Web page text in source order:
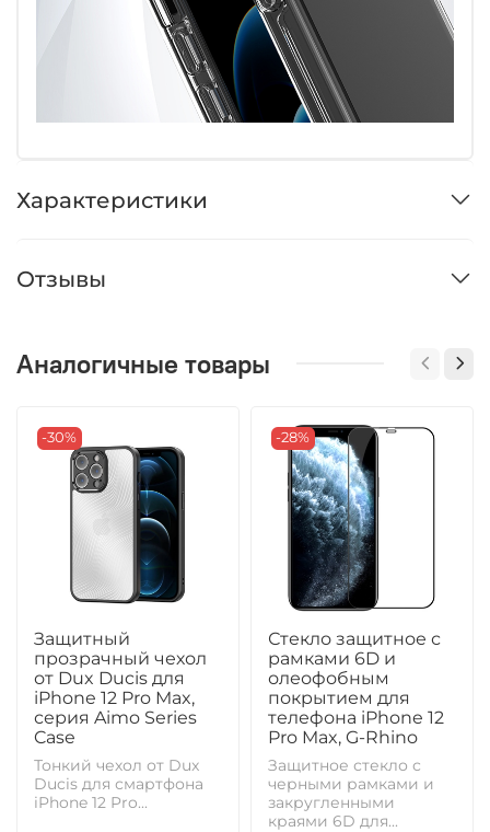
Характеристики
Отзывы
Аналогичные товары
-30%
Защитный
прозрачный чехол
от Dux Ducis для
iPhone 12 Pro Max,
серия Aimo Series
Case
Тонкий чехол от Dux
Ducis для смартфона
iPhone 12 Pro...
-28%
Стекло защитное с
рамками 6D и
олеофобным
покрытием для
телефона iPhone 12
Pro Max, G-Rhino
Защитное стекло с
черными рамками и
закругленными
краями 6D для...